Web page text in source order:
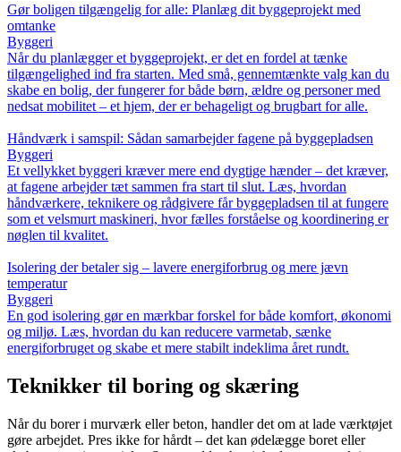
Gør boligen tilgængelig for alle: Planlæg dit byggeprojekt med
omtanke
Byggeri
Når du planlægger et byggeprojekt, er det en fordel at tænke
tilgængelighed ind fra starten. Med små, gennemtænkte valg kan du
skabe en bolig, der fungerer for både børn, ældre og personer med
nedsat mobilitet – et hjem, der er behageligt og brugbart for alle.
Håndværk i samspil: Sådan samarbejder fagene på byggepladsen
Byggeri
Et vellykket byggeri kræver mere end dygtige hænder – det kræver,
at fagene arbejder tæt sammen fra start til slut. Læs, hvordan
håndværkere, teknikere og rådgivere får byggepladsen til at fungere
som et velsmurt maskineri, hvor fælles forståelse og koordinering er
nøglen til kvalitet.
Isolering der betaler sig – lavere energiforbrug og mere jævn
temperatur
Byggeri
En god isolering gør en mærkbar forskel for både komfort, økonomi
og miljø. Læs, hvordan du kan reducere varmetab, sænke
energiforbruget og skabe et mere stabilt indeklima året rundt.
Teknikker til boring og skæring
Når du borer i murværk eller beton, handler det om at lade værktøjet
gøre arbejdet. Pres ikke for hårdt – det kan ødelægge boret eller